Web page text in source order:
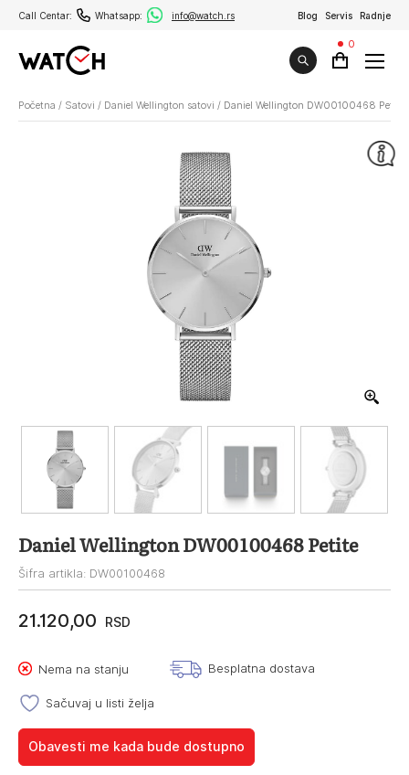
Call Centar: Whatsapp: info@watch.rs Blog Servis Radnje
0
Početna / Satovi / Daniel Wellington satovi / Daniel Wellington DW00100468 Petite
Daniel Wellington DW00100468 Petite
Šifra artikla: DW00100468
21.120,00 RSD
Nema na stanju Besplatna dostava
Sačuvaj u listi želja
Obavesti me kada bude dostupno